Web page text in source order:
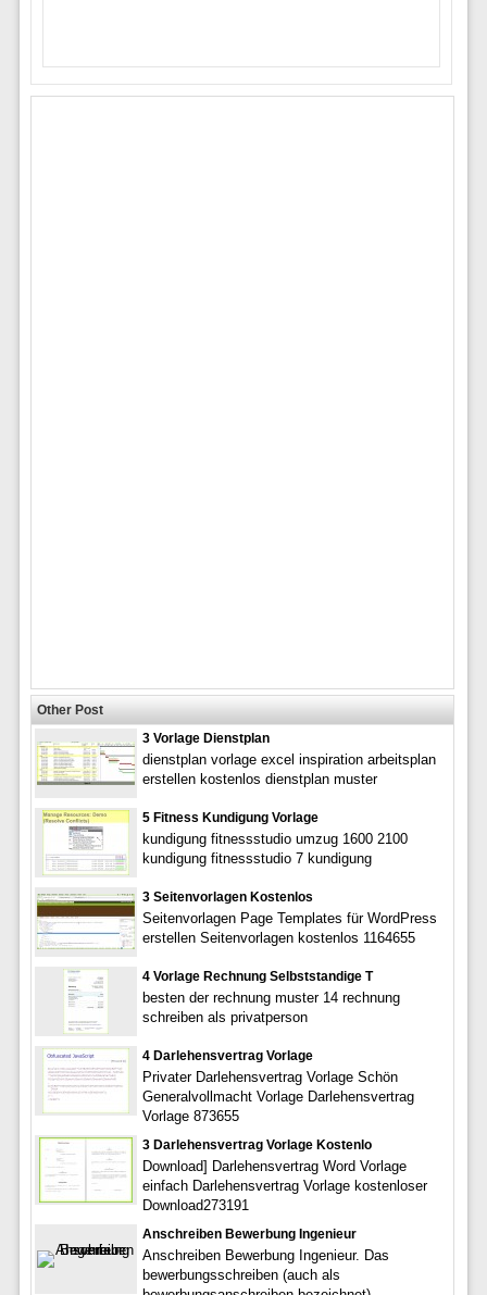
Other Post
3 Vorlage Dienstplan
dienstplan vorlage excel inspiration arbeitsplan
erstellen kostenlos dienstplan muster
5 Fitness Kundigung Vorlage
kundigung fitnessstudio umzug 1600 2100
kundigung fitnessstudio 7 kundigung
3 Seitenvorlagen Kostenlos
Seitenvorlagen Page Templates für WordPress
erstellen Seitenvorlagen kostenlos 1164655
4 Vorlage Rechnung Selbststandige T
besten der rechnung muster 14 rechnung
schreiben als privatperson
4 Darlehensvertrag Vorlage
Privater Darlehensvertrag Vorlage Schön
Generalvollmacht Vorlage Darlehensvertrag
Vorlage 873655
3 Darlehensvertrag Vorlage Kostenlo
Download] Darlehensvertrag Word Vorlage
einfach Darlehensvertrag Vorlage kostenloser
Download273191
Anschreiben Bewerbung Ingenieur
Anschreiben Bewerbung Ingenieur. Das
bewerbungsschreiben (auch als